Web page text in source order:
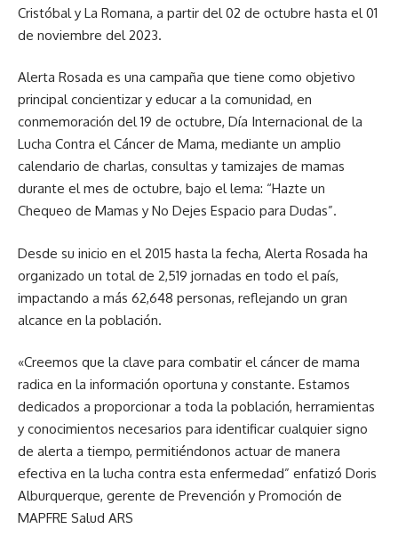
Cristóbal y La Romana, a partir del 02 de octubre hasta el 01
de noviembre del 2023.
Alerta Rosada es una campaña que tiene como objetivo
principal concientizar y educar a la comunidad, en
conmemoración del 19 de octubre, Día Internacional de la
Lucha Contra el Cáncer de Mama, mediante un amplio
calendario de charlas, consultas y tamizajes de mamas
durante el mes de octubre, bajo el lema: “Hazte un
Chequeo de Mamas y No Dejes Espacio para Dudas”.
Desde su inicio en el 2015 hasta la fecha, Alerta Rosada ha
organizado un total de 2,519 jornadas en todo el país,
impactando a más 62,648 personas, reflejando un gran
alcance en la población.
«Creemos que la clave para combatir el cáncer de mama
radica en la información oportuna y constante. Estamos
dedicados a proporcionar a toda la población, herramientas
y conocimientos necesarios para identificar cualquier signo
de alerta a tiempo, permitiéndonos actuar de manera
efectiva en la lucha contra esta enfermedad” enfatizó Doris
Alburquerque, gerente de Prevención y Promoción de
MAPFRE Salud ARS